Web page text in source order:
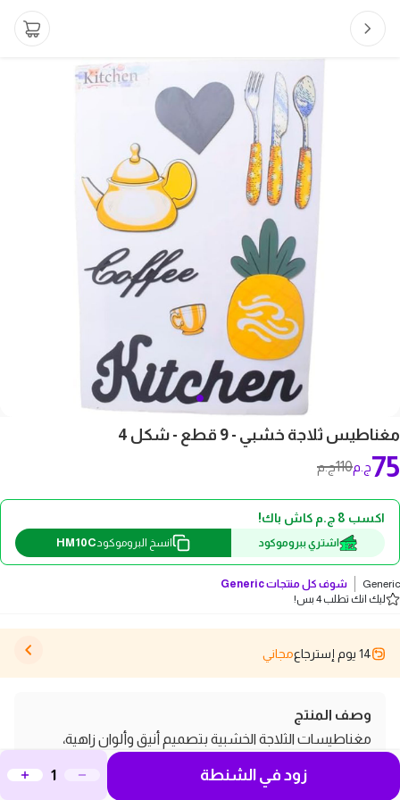
مغناطيس ثلاجة خشبي - 9 قطع - شكل 4
110ج.م 75ج.م
اكسب 8 ج.م كاش باك!
اشتري ببروموكود انسخ البروموكود HM10C
Generic شوف كل منتجاتGeneric
ليك انك تطلب 4 بس!
14 يوم إسترجاع مجاني
وصف المنتج
مغناطيسات الثلاجة الخشبية بتصميم أنيق وألوان زاهية،
مثالية لإضافة لمسة جمالية إلى مطبخك أو تثبيت الملاحظات
زود في الشنطة